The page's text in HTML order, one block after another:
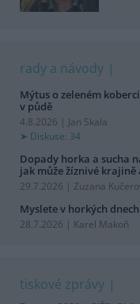
rady a návody
Mýtus o zeleném
v půdě
4.8.2026 | Jan Skala
Diskuse: 34
Dopady horka a sucha
jak může žíznivé
29.7.2026 | Zuzana
Myslete v horkých
28.7.2026 | Karel Makoň
tiskové zprávy